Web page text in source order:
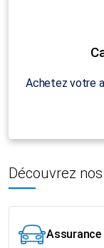
Achetez votre
Découvrez